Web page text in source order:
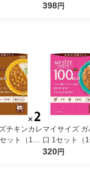
1人前） 1 窟 ボロネー
398円
チキンカレ
ット（1個
） 100k
マイサイズ
口 1セット（
0g）×2）
320円